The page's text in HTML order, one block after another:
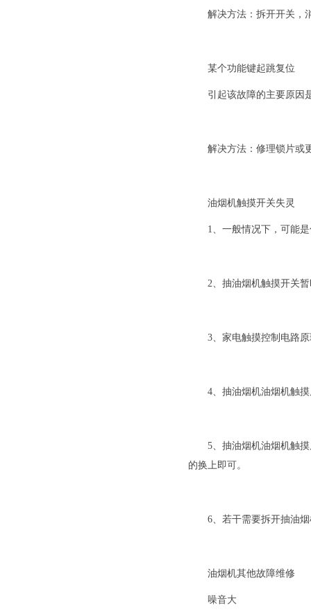
解决方法：拆开开关，
某个功能键起跳复位
引起该故障的主要原因
解决方法：修理锁片或
油烟机触摸开关失灵
1、一般情况下，可能
2、抽油烟机触摸开关
3、家电触摸控制电路
4、抽油烟机油烟机触
5、抽油烟机油烟机触
的换上即可。
6、若干需要拆开抽油
油烟机其他故障维修
噪音大